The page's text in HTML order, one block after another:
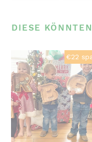
DIESE
Sparschwein-
Geschenk
für
Kinder
€22